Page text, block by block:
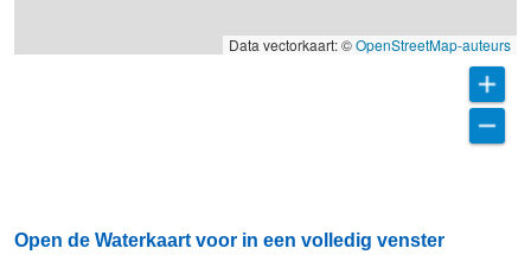
Data vectorkaart: ©OpenStreetMap-auteurs
Open de Waterkaart voor in een volledig venster